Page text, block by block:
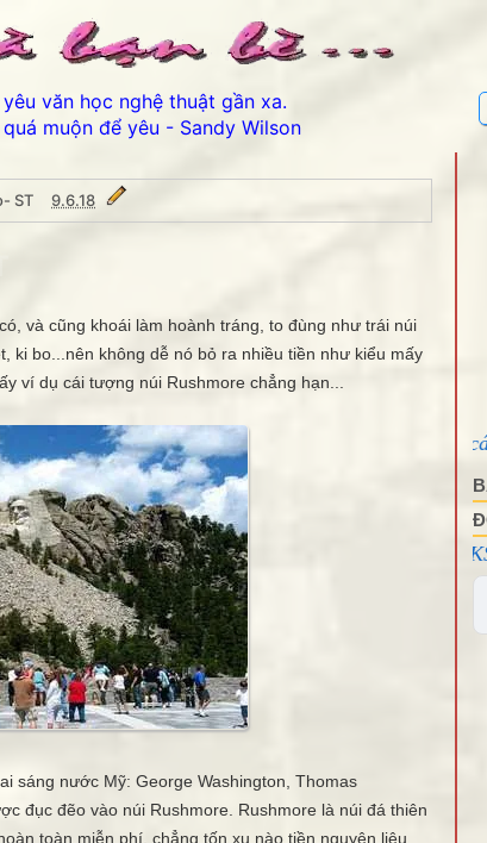
văn học nghệ thuật gần xa.
muộn để yêu - Sandy Wilson
ST 9.6.18
và cũng khoái làm hoành tráng, to đùng như trái núi
ki bo...nên không dễ nó bỏ ra nhiều tiền như kiểu mấy
ví dụ cái tượng núi Rushmore chẳng hạn...
nước Mỹ: George Washington, Thomas
đục đẽo vào núi Rushmore. Rushmore là núi đá thiên
toàn miễn phí, chẳng tốn xu nào tiền nguyên liệu
Thân ái chào các bạn đến với
THANKS các bạn